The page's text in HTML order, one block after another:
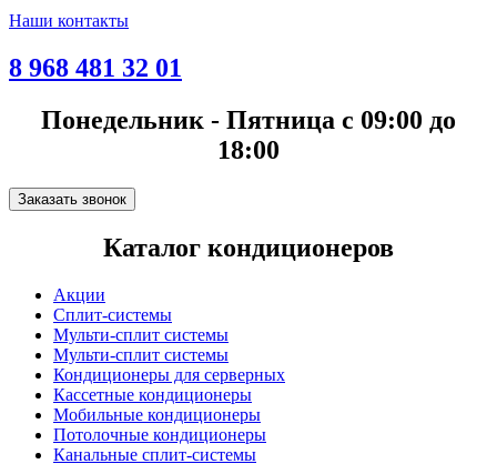
Наши контакты
8 968 481 32 01
Понедельник - Пятница с 09:00 до
18:00
Заказать звонок
Каталог кондиционеров
Акции
Сплит-системы
Мульти-сплит системы
Мульти-сплит системы
Кондиционеры для серверных
Кассетные кондиционеры
Мобильные кондиционеры
Потолочные кондиционеры
Канальные сплит-системы